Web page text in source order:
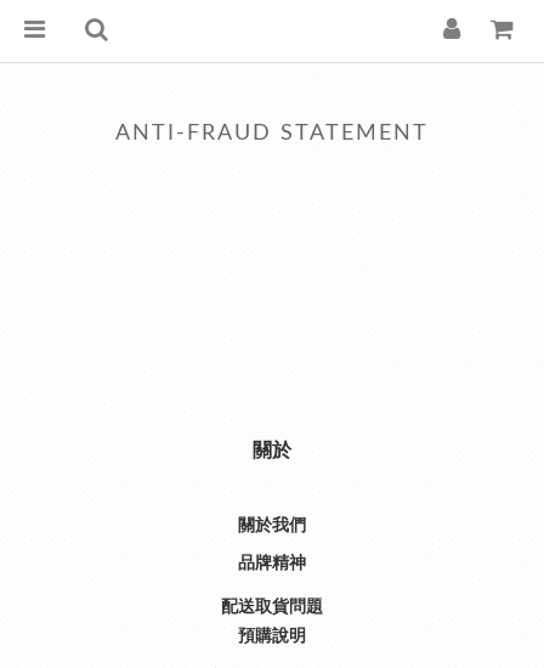
ANTI-FRAUD STATEMENT
關於
關於我們
品牌精神
配送取貨問題
預購說明